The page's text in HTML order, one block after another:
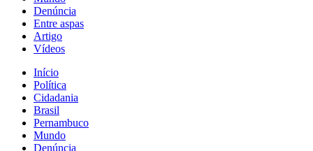
Denúncia
Entre aspas
Artigo
Vídeos
Início
Política
Cidadania
Brasil
Pernambuco
Mundo
Denúncia